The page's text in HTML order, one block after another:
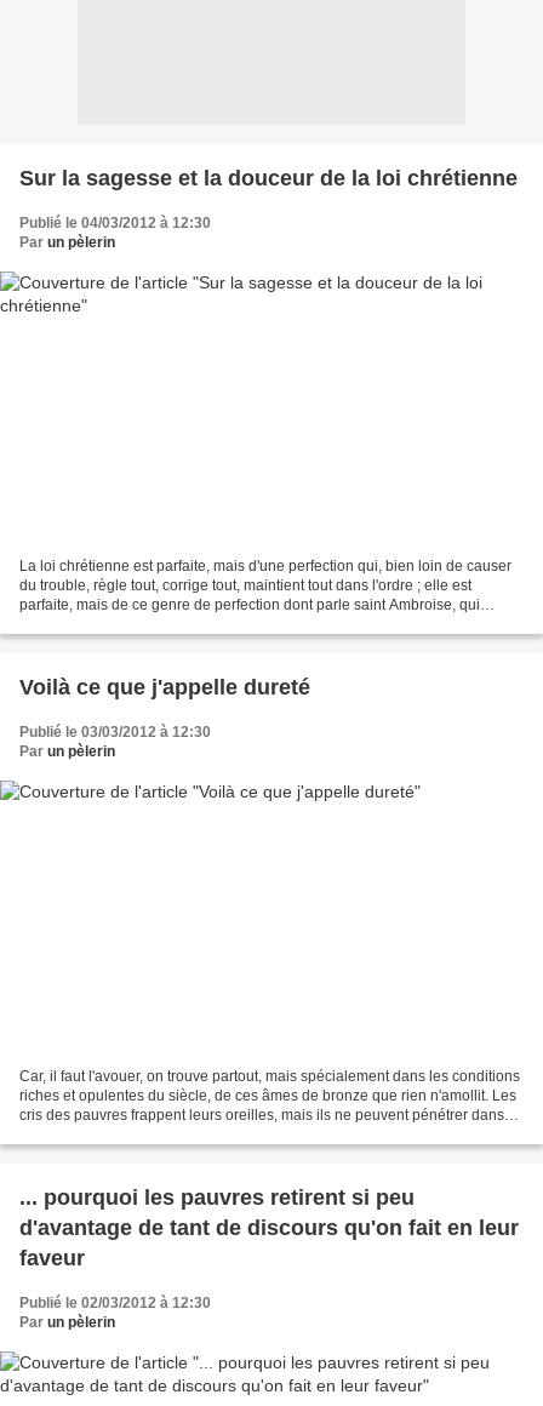
Sur la sagesse et la douceur de la loi chrétienne
Publié le 04/03/2012 à 12:30
Par un pèlerin
La loi chrétienne est parfaite, mais d'une perfection qui, bien loin de causer
du trouble, règle tout, corrige tout, maintient tout dans l'ordre ; elle est
parfaite, mais de ce genre de perfection dont parle saint Ambroise, qui
Voilà ce que j'appelle dureté
Publié le 03/03/2012 à 12:30
Par un pèlerin
Car, il faut l'avouer, on trouve partout, mais spécialement dans les conditions
riches et opulentes du siècle, de ces âmes de bronze que rien n'amollit. Les
cris des pauvres frappent leurs oreilles, mais ils ne peuvent pénétrer dans
... pourquoi les pauvres retirent si peu
d'avantage de tant de discours qu'on fait en leur
faveur
Publié le 02/03/2012 à 12:30
Par un pèlerin